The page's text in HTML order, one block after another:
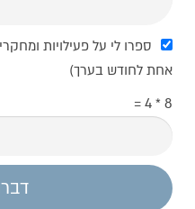
ספרו לי על פעילויות
אחת לחודש בערך)
8 * 4 =